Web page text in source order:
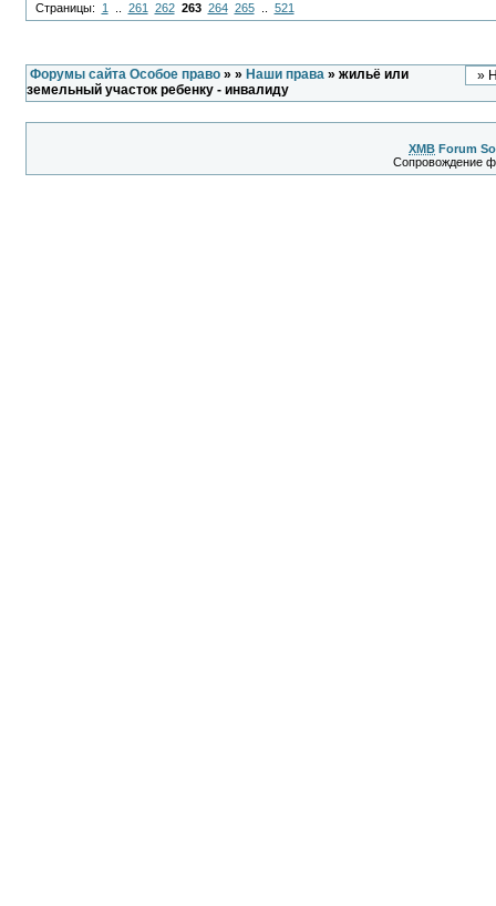
Страницы: 1 261 262 263 264 265.. 521
Форумы сайта Особое право» » Наши права» жильё или
земельный участок ребенку - инвалиду
XMB Forum
Сопровождение